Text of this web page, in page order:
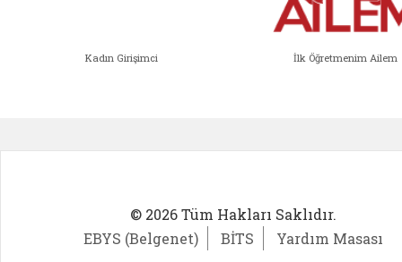
Kadın Girişimci İlk Öğretmenim Ailem
© 2026 Tüm Hakları Saklıdır.
EBYS (Belgenet)
BİTS Yardım Masası